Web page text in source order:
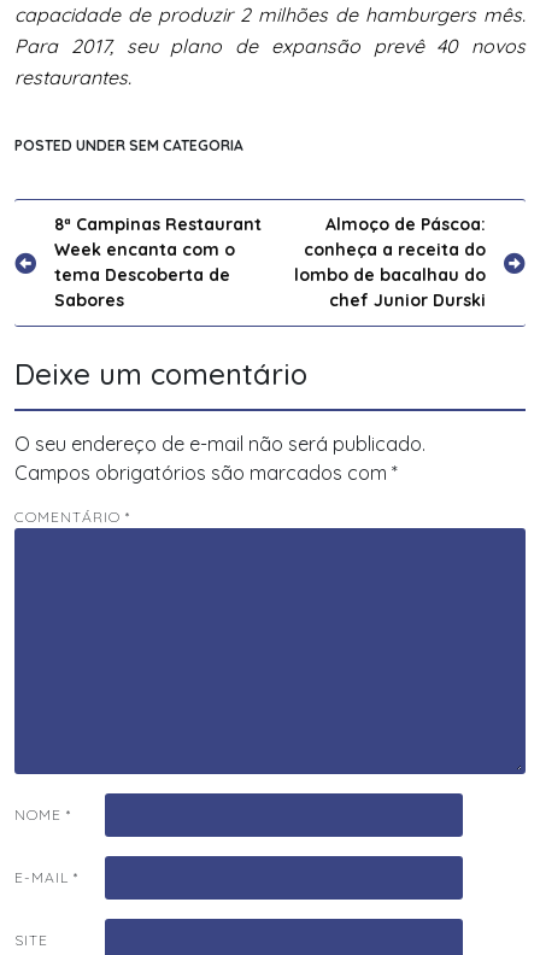
capacidade de produzir 2 milhões de hamburgers mês.
Para 2017, seu plano de expansão prevê 40 novos
restaurantes.
POSTED UNDER SEM CATEGORIA
Navegação
de
Post
8ª Campinas Restaurant
Week encanta com o
tema Descoberta de
Sabores
Almoço de Páscoa:
conheça a receita do
lombo de bacalhau do
chef Junior Durski
Deixe um comentário
O seu endereço de e-mail não será publicado.
Campos obrigatórios são marcados com *
COMENTÁRIO *
NOME *
E-MAIL *
SITE